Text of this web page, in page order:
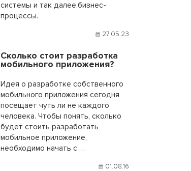
системы и так далее.бизнес-
процессы.
27.05.23
Сколько стоит разработка
мобильного приложения?
Идея о разработке собственного
мобильного приложения сегодня
посещает чуть ли не каждого
человека. Чтобы понять, сколько
будет стоить разработать
мобильное приложение,
необходимо начать с …
01.08.16